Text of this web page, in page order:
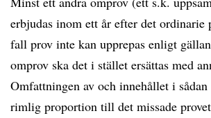
erbjudas inom ett år efter det
fall prov inte kan upprepas enligt
omprov ska det i stället ersättas med
Omfattningen av och innehållet i
rimlig proportion till det missade